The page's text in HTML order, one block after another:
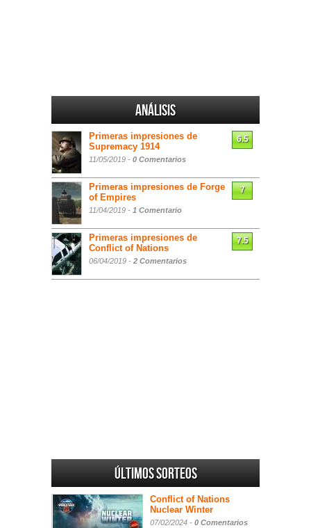
Análisis
Primeras impresiones de
Supremacy 1914
11/05/2019 - 0 Comentarios
6.5
Primeras impresiones de Forge
of Empires
11/04/2019 - 1 Comentario
7
Primeras impresiones de
Conflict of Nations
06/04/2019 - 2 Comentarios
7.5
Últimos sorteos
Conflict of Nations
Nuclear Winter
07/02/2024 - 0 Comentarios